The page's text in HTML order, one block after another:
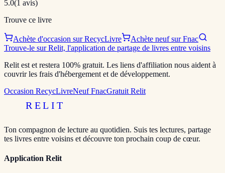
5.0(1 avis)
Trouve ce livre
Achète d'occasion sur RecycLivre
Achète neuf sur Fnac
Trouve-le sur Relit, l'application de partage de livres entre voisins
Relit est et restera 100% gratuit. Les liens d'affiliation nous aident à
couvrir les frais d'hébergement et de développement.
Occasion RecycLivreNeuf FnacGratuit Relit
RELIT
Ton compagnon de lecture au quotidien. Suis tes lectures, partage
tes livres entre voisins et découvre ton prochain coup de cœur.
Application Relit